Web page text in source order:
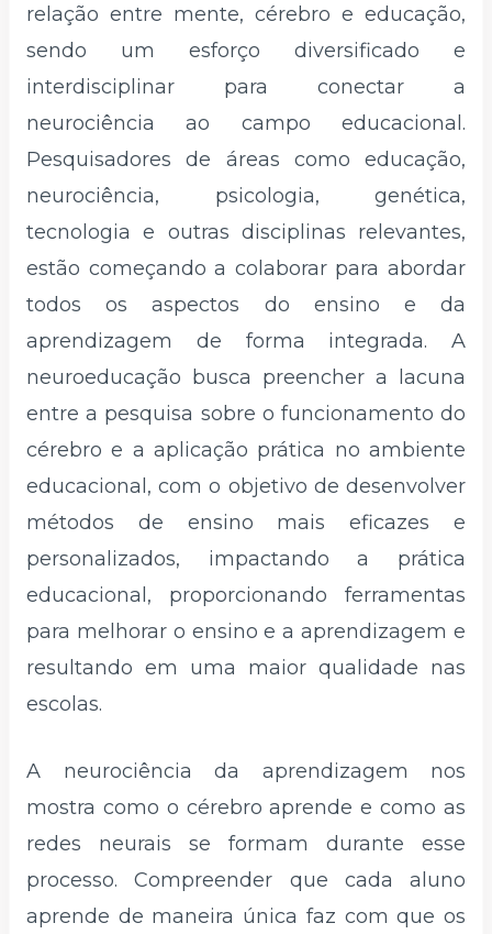
relação entre mente, cérebro e educação,
sendo um esforço diversificado e
interdisciplinar para conectar a
neurociência ao campo educacional.
Pesquisadores de áreas como educação,
neurociência, psicologia, genética,
tecnologia e outras disciplinas relevantes,
estão começando a colaborar para abordar
todos os aspectos do ensino e da
aprendizagem de forma integrada. A
neuroeducação busca preencher a lacuna
entre a pesquisa sobre o funcionamento do
cérebro e a aplicação prática no ambiente
educacional, com o objetivo de desenvolver
métodos de ensino mais eficazes e
personalizados, impactando a prática
educacional, proporcionando ferramentas
para melhorar o ensino e a aprendizagem e
resultando em uma maior qualidade nas
escolas.
A neurociência da aprendizagem nos
mostra como o cérebro aprende e como as
redes neurais se formam durante esse
processo. Compreender que cada aluno
aprende de maneira única faz com que os